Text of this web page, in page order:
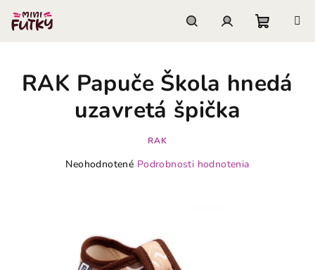
obsah
košík
RAK Papuče Škola hnedá
uzavretá špička
RAK
Priemerné
hviezdičiek.
Neohodnotené Podrobnosti hodnotenia